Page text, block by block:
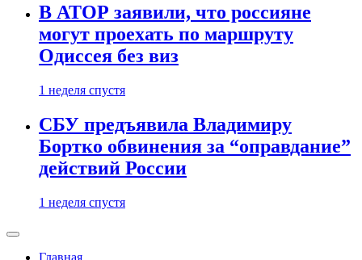
В АТОР заявили, что россияне
могут проехать по маршруту
Одиссея без виз
1 неделя спустя
СБУ предъявила Владимиру
Бортко обвинения за “оправдание”
действий России
1 неделя спустя
Главная